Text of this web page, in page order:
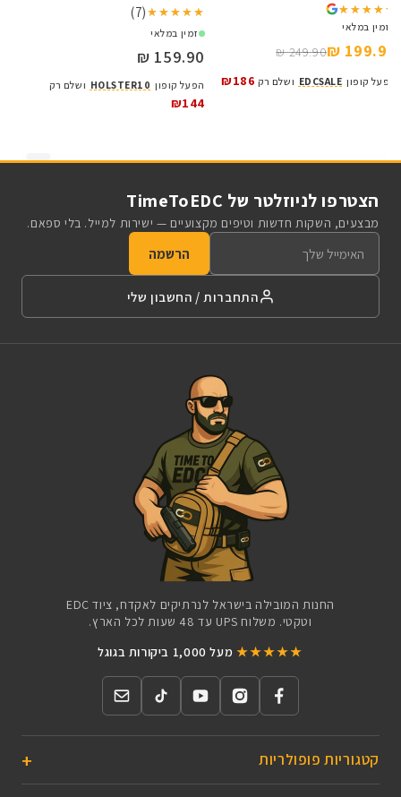
★★★★★
★★★★★
זמין במלאי
199.90 ₪
249.90 ₪
הפעל קופון EDCSALE ושלם רק ₪186
★★★★★
★★★★★
(7)
זמין במלאי
159.90 ₪
הפעל קופון HOLSTER10 ושלם רק
₪144
הצטרפו לניוזלטר של TimeToEDC
מבצעים, השקות חדשות וטיפים מקצועיים — ישירות למייל. בלי ספאם.
הרשמה
התחברות / החשבון שלי
החנות המובילה בישראל לנרתיקים לאקדח, ציוד EDC
וטקטי. משלוח UPS עד 48 שעות לכל הארץ.
★★★★★ מעל 1,000 ביקורות בגוגל
קטגוריות פופולריות